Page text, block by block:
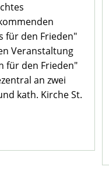
für den Frieden"
Veranstaltung
für den Frieden"
an zwei
kath. Kirche St.